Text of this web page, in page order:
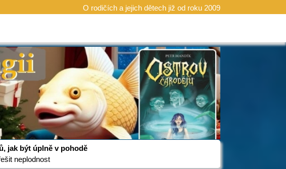
O rodičích a jejich dětech již od roku 2009
jak být úplně v pohodě
neplodnost